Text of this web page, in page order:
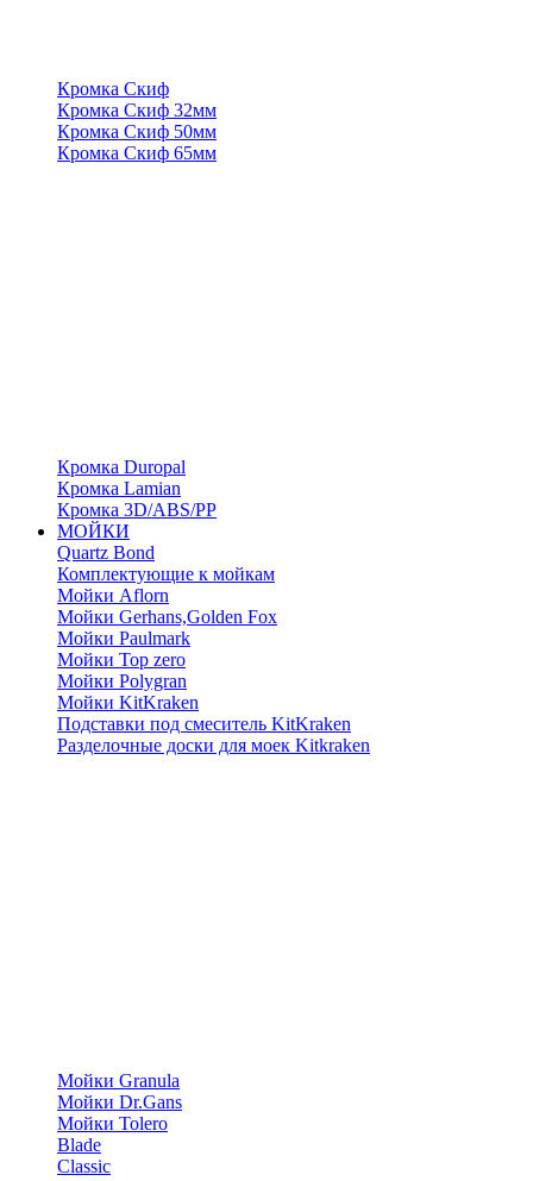
Кромка Скиф
Кромка Скиф 32мм
Кромка Скиф 50мм
Кромка Скиф 65мм
Кромка Duropal
Кромка Lamian
Кромка 3D/ABS/PP
МОЙКИ
Quartz Bond
Комплектующие к мойкам
Мойки Aflorn
Мойки Gerhans,Golden Fox
Мойки Paulmark
Мойки Top zero
Мойки Polygran
Мойки KitKraken
Подставки под смеситель KitKraken
Разделочные доски для моек Kitkraken
Мойки Granula
Мойки Dr.Gans
Мойки Tolero
Blade
Classic